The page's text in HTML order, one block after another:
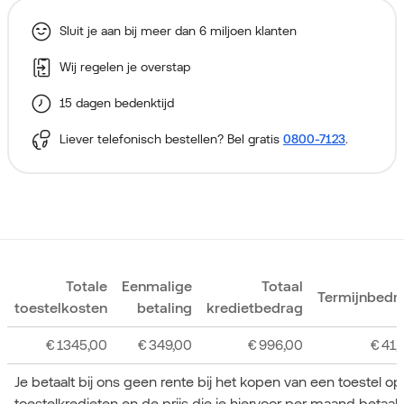
Sluit je aan bij meer dan 6 miljoen klanten
Wij regelen je overstap
15 dagen bedenktijd
Liever telefonisch bestellen? Bel gratis 0800-7123.
Totale
toestelkosten
Eenmalige
betaling
Totaal
kredietbedrag
Je betaalt bij ons geen rente bij het kopen van een toestel
€1345,00 €349,00 €996,00 €